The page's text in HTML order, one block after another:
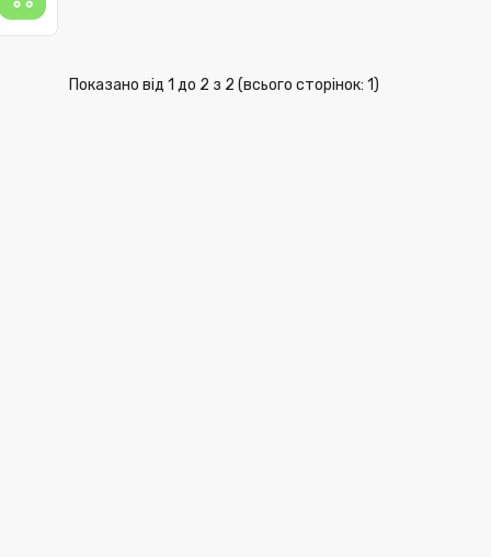
Показано від 1 до 2 з 2 (всього сторінок: 1)